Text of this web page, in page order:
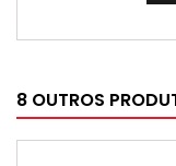
8 OUTROS